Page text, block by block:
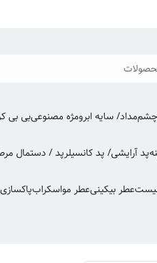
چشممداد/ سایه ابرومژه مصنوعیبی بی
پد آرایشی/ پد کانسیلرپد / دستمال
عطر بیکینیعطر مواسکراب